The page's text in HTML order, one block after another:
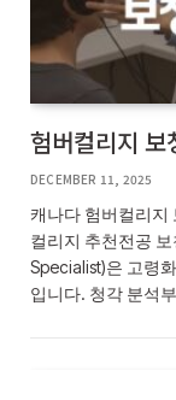
험버컬리지 보
DECEMBER 11, 2025
캐나다 험버컬리지
컬리지 추천전공
Specialist)은 고령
입니다. 청각 분석